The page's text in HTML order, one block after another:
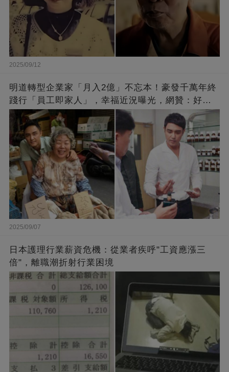
2025/09/12
明道轉型企業家「月入2億」不忘本！豪發千萬年終
踐行「員工即家人」，幸福近況曝光，網贊：好老
闆的福報
2025/09/07
日本護理行業薪資危機：從業者疾呼"工資應漲三
倍"，離職潮折射行業困境